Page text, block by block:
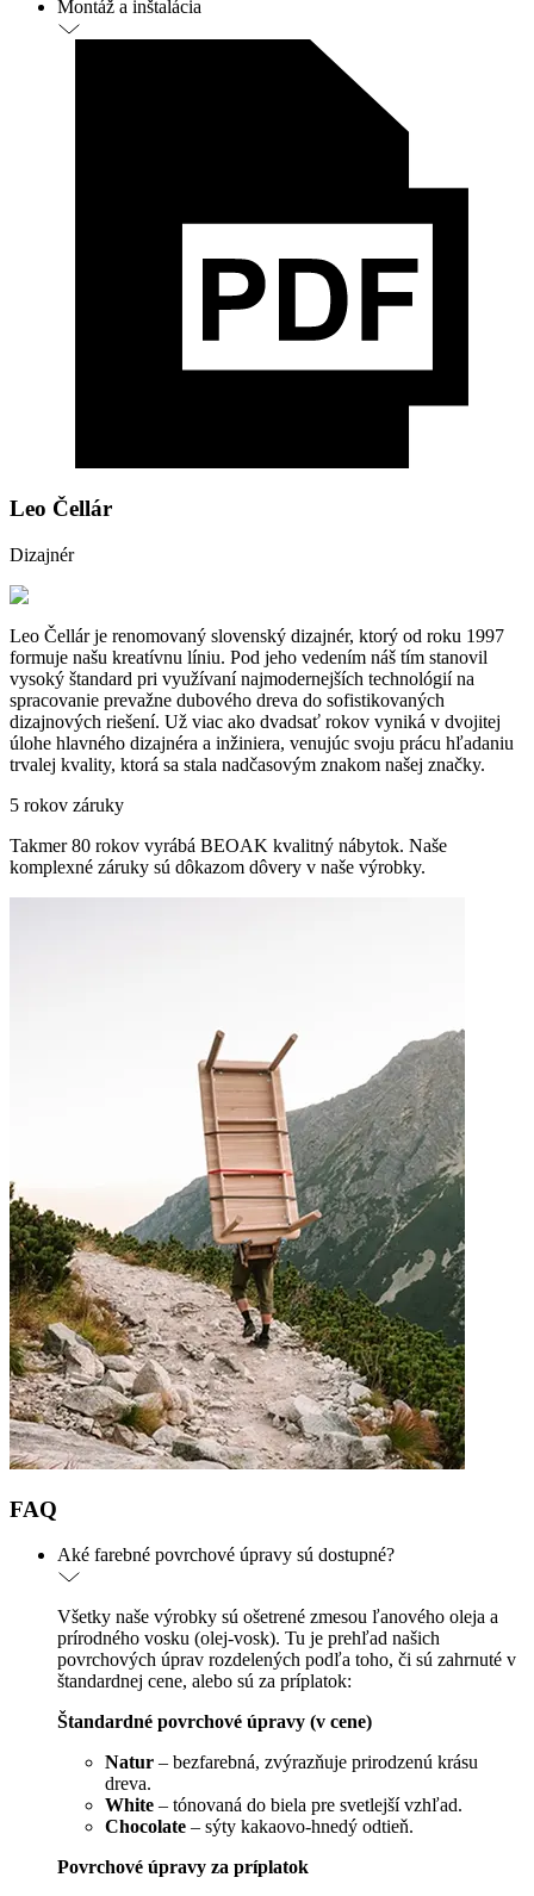
Montáž a inštalácia
Leo Čellár
Dizajnér
Leo Čellár je renomovaný slovenský dizajnér, ktorý od roku 1997
formuje našu kreatívnu líniu. Pod jeho vedením náš tím stanovil
vysoký štandard pri využívaní najmodernejších technológií na
spracovanie prevažne dubového dreva do sofistikovaných
dizajnových riešení. Už viac ako dvadsať rokov vyniká v dvojitej
úlohe hlavného dizajnéra a inžiniera, venujúc svoju prácu hľadaniu
trvalej kvality, ktorá sa stala nadčasovým znakom našej značky.
5 rokov záruky
Takmer 80 rokov vyrábá BEOAK kvalitný nábytok. Naše
komplexné záruky sú dôkazom dôvery v naše výrobky.
FAQ
Aké farebné povrchové úpravy sú dostupné?
Všetky naše výrobky sú ošetrené zmesou ľanového oleja a
prírodného vosku (olej-vosk). Tu je prehľad našich
povrchových úprav rozdelených podľa toho, či sú zahrnuté v
štandardnej cene, alebo sú za príplatok:
Štandardné povrchové úpravy (v cene)
Natur – bezfarebná, zvýrazňuje prirodzenú krásu
dreva.
White – tónovaná do biela pre svetlejší vzhľad.
Chocolate – sýty kakaovo-hnedý odtieň.
Povrchové úpravy za príplatok